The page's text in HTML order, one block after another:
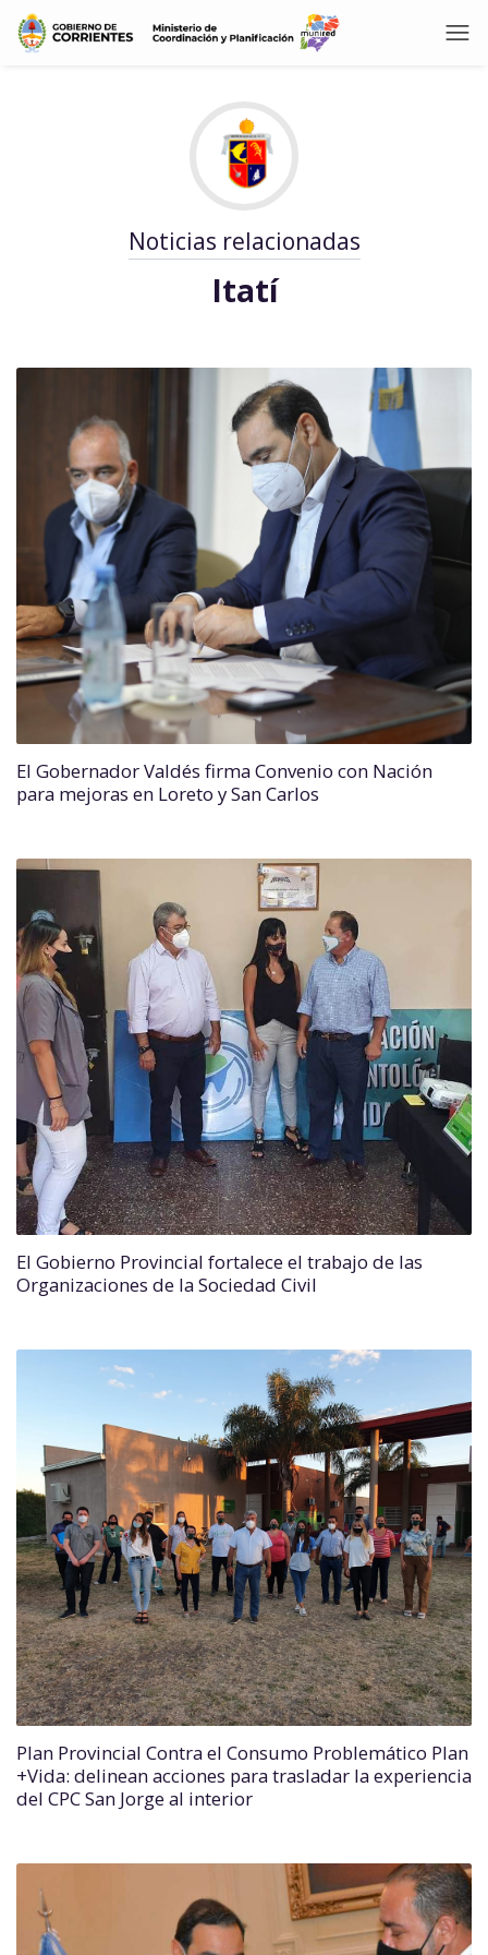
Noticias relacionadas
Itatí
El Gobernador Valdés firma Convenio con Nación
para mejoras en Loreto y San Carlos
El Gobierno Provincial fortalece el trabajo de las
Organizaciones de la Sociedad Civil
Plan Provincial Contra el Consumo Problemático Plan
+Vida: delinean acciones para trasladar la experiencia
del CPC San Jorge al interior